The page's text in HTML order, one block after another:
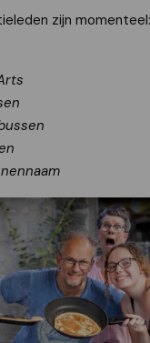
zijn momenteel: